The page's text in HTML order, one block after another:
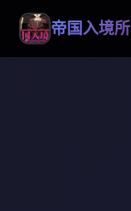
帝国入境所